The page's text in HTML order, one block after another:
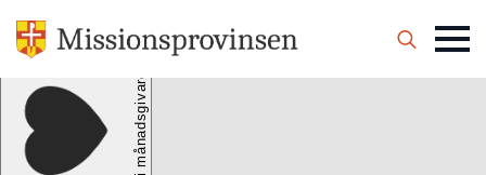
Search